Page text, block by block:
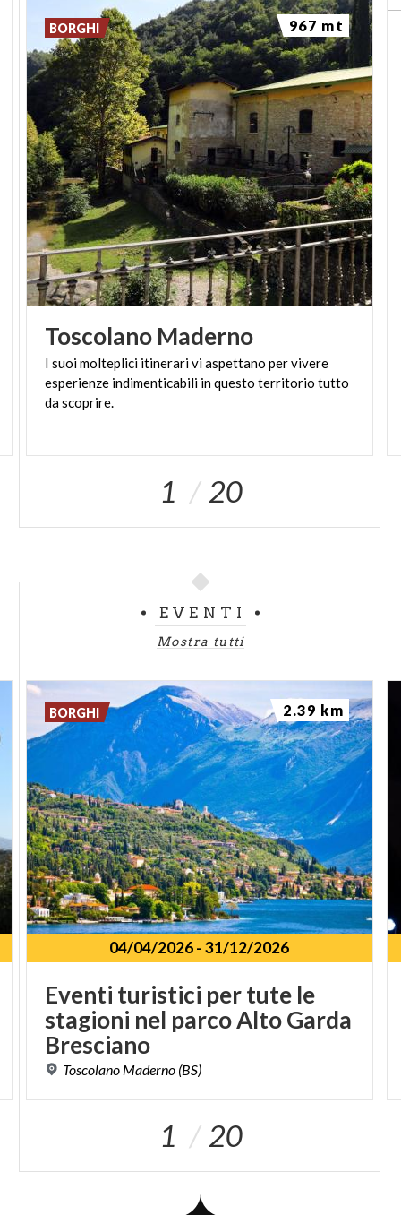
Toscolano Maderno
I suoi molteplici itinerari vi aspettano per vivere
esperienze indimenticabili in questo territorio tutto
da scoprire.
BORGHI 967 mt
1 20
EVENTI
Mostra tutti
04/04/2026-31/12/2026
Eventi turistici per tute le
stagioni nel parco Alto Garda
Bresciano
Toscolano Maderno (BS)
BORGHI 2.39 km
1 20